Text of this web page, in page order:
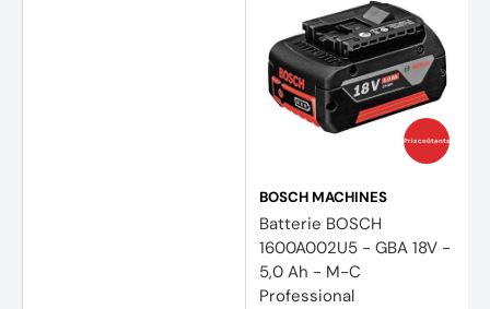
Prix coûtants
BOSCH MACHINES
Batterie BOSCH
1600A002U5 - GBA 18V -
5,0 Ah - M-C
Professional